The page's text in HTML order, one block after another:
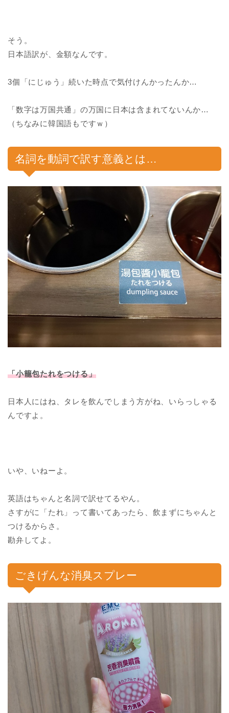
そう。
日本語訳が、金額なんです。
3個「にじゅう」続いた時点で気付けんかったんか…
「数字は万国共通」の万国に日本は含まれてないんか…
（ちなみに韓国語もですｗ）
名詞を動詞で訳す意義とは…
「小籠包たれをつける」
日本人にはね、タレを飲んでしまう方がね、いらっしゃる
んですよ。
いや、いねーよ。
英語はちゃんと名詞で訳せてるやん。
さすがに「たれ」って書いてあったら、飲まずにちゃんと
つけるからさ。
勘弁してよ。
ごきげんな消臭スプレー